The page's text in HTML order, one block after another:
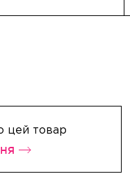
цей товар